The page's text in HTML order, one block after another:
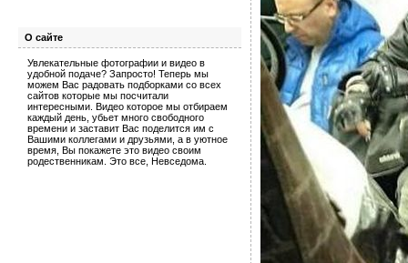
О сайте
Увлекательные фотографии и видео в
удобной подаче? Запросто! Теперь мы
можем Вас радовать подборками со всех
сайтов которые мы посчитали
интересными. Видео которое мы отбираем
каждый день, убьет много свободного
времени и заставит Вас поделится им с
Вашими коллегами и друзьями, а в уютное
время, Вы покажете это видео своим
родественникам. Это все, Невседома.